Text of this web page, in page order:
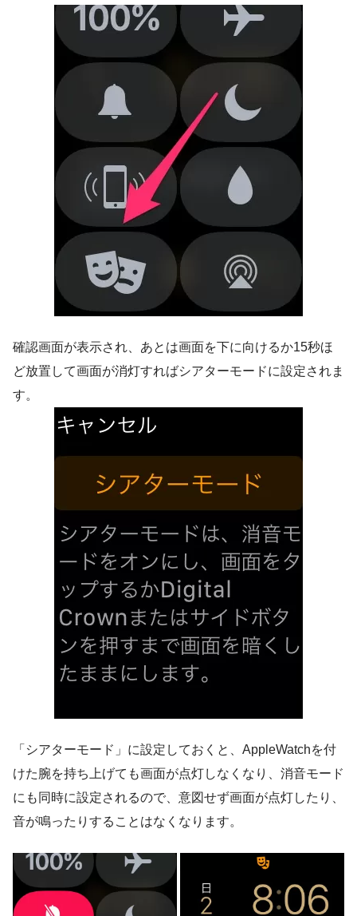
確認画面が表示され、あとは画面を下に向けるか15秒ほ
ど放置して画面が消灯すればシアターモードに設定されま
す。
「シアターモード」に設定しておくと、AppleWatchを付
けた腕を持ち上げても画面が点灯しなくなり、消音モード
にも同時に設定されるので、意図せず画面が点灯したり、
音が鳴ったりすることはなくなります。